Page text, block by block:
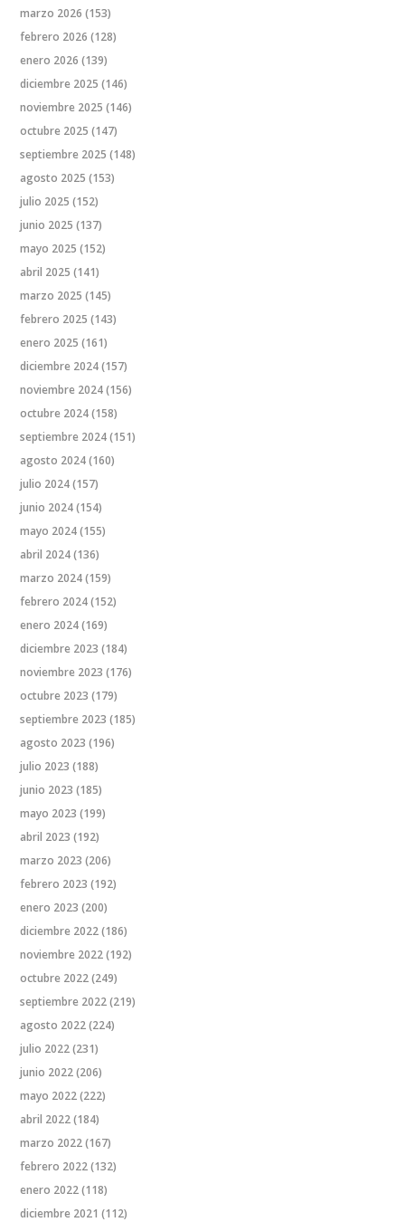
marzo 2026 (153)
febrero 2026 (128)
enero 2026 (139)
diciembre 2025 (146)
noviembre 2025 (146)
octubre 2025 (147)
septiembre 2025 (148)
agosto 2025 (153)
julio 2025 (152)
junio 2025 (137)
mayo 2025 (152)
abril 2025 (141)
marzo 2025 (145)
febrero 2025 (143)
enero 2025 (161)
diciembre 2024(157)
noviembre 2024(156)
octubre 2024(158)
septiembre 2024(151)
agosto 2024(160)
julio 2024(157)
junio 2024(154)
mayo 2024(155)
abril 2024(136)
marzo 2024(159)
febrero 2024(152)
enero 2024(169)
diciembre 2023 (184)
noviembre 2023 (176)
octubre 2023 (179)
septiembre 2023 (185)
agosto 2023 (196)
julio 2023 (188)
junio 2023 (185)
mayo 2023 (199)
abril 2023 (192)
marzo 2023 (206)
febrero 2023 (192)
enero 2023 (200)
diciembre 2022(186)
noviembre 2022(192)
octubre 2022(249)
septiembre 2022(219)
agosto 2022(224)
julio 2022(231)
junio 2022(206)
mayo 2022(222)
abril 2022(184)
marzo 2022(167)
febrero 2022(132)
enero 2022(118)
diciembre 2021 (112)